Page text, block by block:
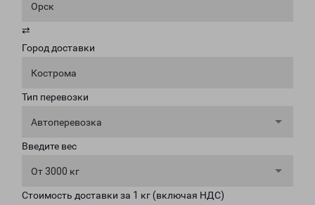
Орск
⇄
Город доставки
Кострома
Тип перевозки
Автоперевозка
Введите вес
От 3000 кг
Стоимость доставки за 1 кг (включая НДС)